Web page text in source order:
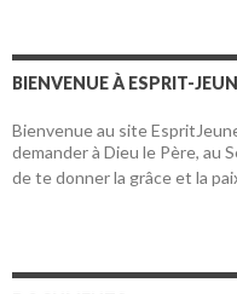
BIENVENUE À ESPRIT-
Bienvenue au site
demander à Dieu le Père, au
de te donner la grâce et la